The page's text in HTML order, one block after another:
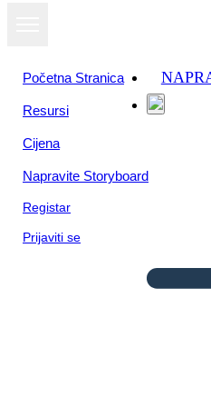
Početna Stranica
Resursi
Cijena
Napravite Storyboard
Registar
Prijaviti se